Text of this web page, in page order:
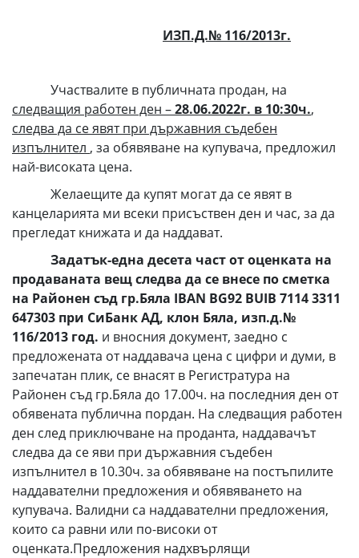
ИЗП.Д.№ 116/2013г.
Участвалите в публичната продан, на
следващия работен ден –28.06.2022г. в 10:30ч.,
следва да се явят при държавния съдебен
изпълнител , за обявяване на купувача, предложил
най-високата цена.
Желаещите да купят могат да се явят в
канцеларията ми всеки присъствен ден и час, за да
прегледат книжата и да наддават.
Задатък-една десета част от оценката на
продаваната вещ следва да се внесе по сметка
на Районен съд гр.Бяла IBAN BG92 BUIB 7114 3311
647303 при СиБанк АД, клон Бяла, изп.д.№
116/2013 год. и вносния документ, заедно с
предложената от наддавача цена с цифри и думи, в
запечатан плик, се внасят в Регистратура на
Районен съд гр.Бяла до 17.00ч. на последния ден от
обявената публична пордан. На следващия работен
ден след приключване на проданта, наддавачът
следва да се яви при държавния съдебен
изпълнител в 10.30ч. за обявяване на постъпилите
наддавателни предложения и обявяването на
купувача. Валидни са наддавателни предложения,
които са равни или по-високи от
оценката.Предложения надхвърлящи